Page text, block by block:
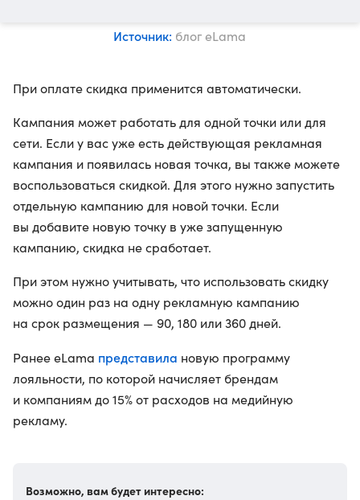
Источник: блог eLama
При оплате скидка применится автоматически.
Кампания может работать для одной точки или для
сети. Если у вас уже есть действующая рекламная
кампания и появилась новая точка, вы также можете
воспользоваться скидкой. Для этого нужно запустить
отдельную кампанию для новой точки. Если
вы добавите новую точку в уже запущенную
кампанию, скидка не сработает.
При этом нужно учитывать, что использовать скидку
можно один раз на одну рекламную кампанию
на срок размещения — 90, 180 или 360 дней.
Ранее eLama представила новую программу
лояльности, по которой начисляет брендам
и компаниям до 15% от расходов на медийную
рекламу.
Возможно, вам будет интересно: